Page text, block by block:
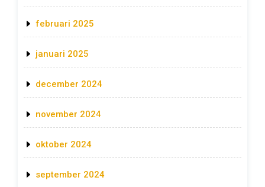
februari 2025
januari 2025
december 2024
november 2024
oktober 2024
september 2024